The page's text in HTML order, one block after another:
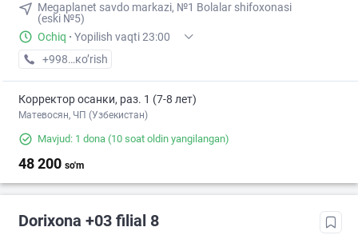
Megaplanet savdo markazi, №1 Bolalar shifoxonasi
(eski №5)
Ochiq · Yopilish vaqti 23:00
+998 (95) XXX-XX-XX
кo’rish
Корректор осанки, раз. 1 (7-8 лет)
Матевосян, ЧП (Узбекистан)
Mavjud: 1 dona (10 soat oldin yangilangan)
48 200 so'm
Dorixona +03 filial 8